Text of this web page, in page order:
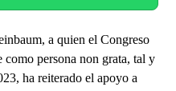
a quien el Congreso
como persona non grata, tal y
ha reiterado el apoyo a